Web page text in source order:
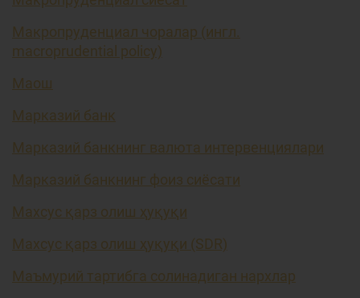
Макропруденциал чоралар (ингл.
macroprudential policy)
Маош
Марказий банк
Марказий банкнинг валюта интервенциялари
Марказий банкнинг фоиз сиёсати
Махсус қарз олиш ҳуқуқи
Махсус қарз олиш ҳуқуқи (SDR)
Маъмурий тартибга солинадиган нархлар